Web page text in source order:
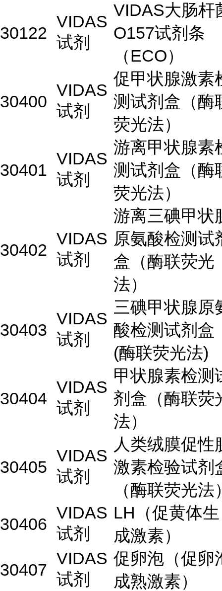
30122
VIDAS
试剂
VIDAS大肠杆
O157试剂条
（ECO）
30400
VIDAS
试剂
促甲状腺激素
测试剂盒（酶
荧光法）
30401
VIDAS
试剂
游离甲状腺素
测试剂盒（酶
荧光法）
30402
VIDAS
试剂
游离三碘甲状
原氨酸检测试
盒（酶联荧光
法）
30403
VIDAS
试剂
三碘甲状腺原
酸检测试剂盒
(酶联荧光法)
30404
VIDAS
试剂
甲状腺素检测
剂盒（酶联荧
法）
30405
VIDAS
试剂
人类绒膜促性
激素检验试剂
（酶联荧光法
30406
VIDAS
试剂
LH（促黄体生
成激素）
30407
VIDAS
试剂
促卵泡（促卵
成熟激素）